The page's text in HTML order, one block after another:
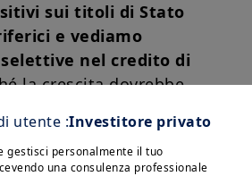
utente :Investitore privato
gestisci personalmente il tuo
una consulenza professionale
sui titoli di Stato
e vediamo
nel credito di
la crescita dovrebbe
di piccole e medie
due terzi del loro
dal mercato